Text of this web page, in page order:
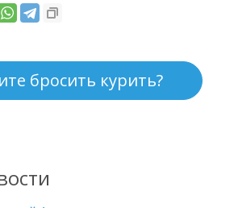
бросить курить?